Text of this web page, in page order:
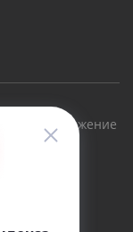
и снаряжение